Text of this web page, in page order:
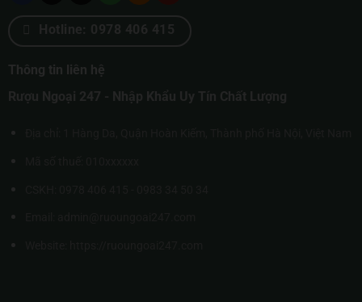
Hotline: 0978 406 415
Thông tin liên hệ
Rượu Ngoại 247 - Nhập Khẩu Uy Tín Chất Lượng